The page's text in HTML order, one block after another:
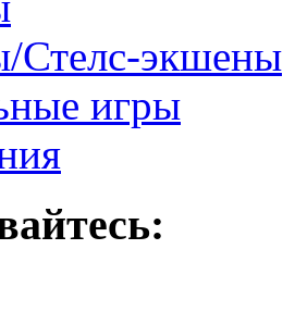
Стелс-экшены
игры